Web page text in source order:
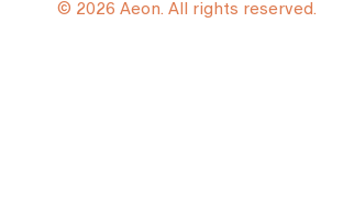
© 2026 Aeon. All rights reserved.